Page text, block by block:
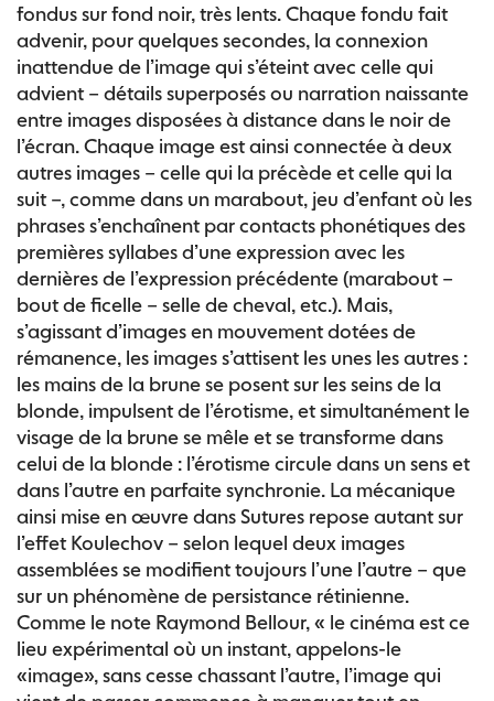
fondus sur fond noir, très lents. Chaque fondu fait
advenir, pour quelques secondes, la connexion
inattendue de l’image qui s’éteint avec celle qui
advient – détails superposés ou narration naissante
entre images disposées à distance dans le noir de
l’écran. Chaque image est ainsi connectée à deux
autres images – celle qui la précède et celle qui la
suit –, comme dans un marabout, jeu d’enfant où les
phrases s’enchaînent par contacts phonétiques des
premières syllabes d’une expression avec les
dernières de l’expression précédente (marabout –
bout de ficelle – selle de cheval, etc.). Mais,
s’agissant d’images en mouvement dotées de
rémanence, les images s’attisent les unes les autres :
les mains de la brune se posent sur les seins de la
blonde, impulsent de l’érotisme, et simultanément le
visage de la brune se mêle et se transforme dans
celui de la blonde : l’érotisme circule dans un sens et
dans l’autre en parfaite synchronie. La mécanique
ainsi mise en œuvre dans Sutures repose autant sur
l’effet Koulechov – selon lequel deux images
assemblées se modifient toujours l’une l’autre – que
sur un phénomène de persistance rétinienne.
Comme le note Raymond Bellour, « le cinéma est ce
lieu expérimental où un instant, appelons-le
«image», sans cesse chassant l’autre, l’image qui